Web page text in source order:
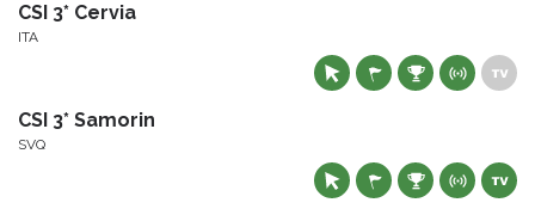
CSI 3* Cervia
ITA
CSI 3* Samorin
SVQ